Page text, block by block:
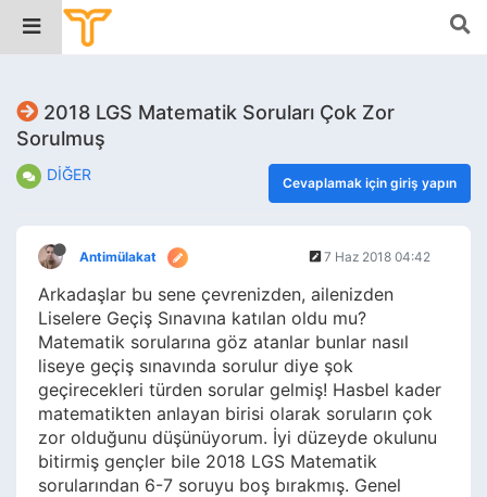
2018 LGS Matematik Soruları Çok Zor
Sorulmuş
DİĞER Cevaplamak için giriş yapın
Antimülakat 7 Haz 2018 04:42
Arkadaşlar bu sene çevrenizden, ailenizden
Liselere Geçiş Sınavına katılan oldu mu?
Matematik sorularına göz atanlar bunlar nasıl
liseye geçiş sınavında sorulur diye şok
geçirecekleri türden sorular gelmiş! Hasbel kader
matematikten anlayan birisi olarak soruların çok
zor olduğunu düşünüyorum. İyi düzeyde okulunu
bitirmiş gençler bile 2018 LGS Matematik
sorularından 6-7 soruyu boş bırakmış. Genel